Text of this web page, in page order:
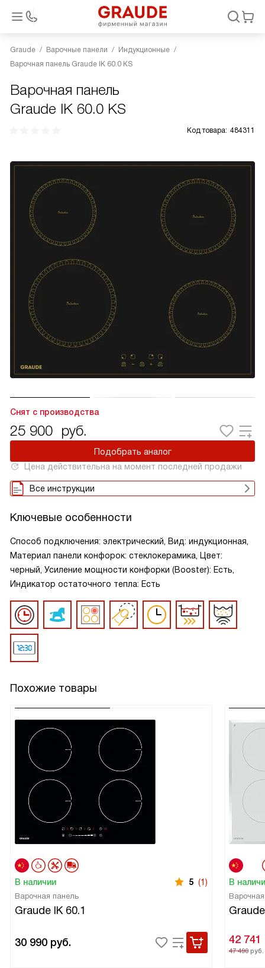
Graude Варочные панели
Индукционные
Варочная панель Graude IK 60.0 KS
Варочная панель
Graude IK 60.0 KS
Код товара: 484311
Снят с производства
25 900 руб.
Подобрать аналог
Цена действительна на момент последней продажи
Все инструкции
Ключевые особенности
Способ подключения: электрический, Вид: индукционная,
Материал панели конфорок: стеклокерамика, Цвет:
черный, Усиление мощности конфорки (Booster): Есть,
Индикатор остаточного тепла: Есть
Похожие товары
В наличии 5 (1)
Варочная панель
Graude IK 60.1
30 990 руб.
В
42 741
47 490руб.